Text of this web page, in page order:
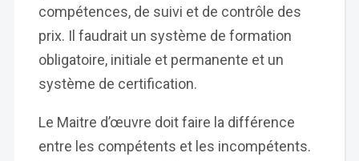
compétences, de suivi et de contrôle des
prix. Il faudrait un système de formation
obligatoire, initiale et permanente et un
système de certification.
Le Maitre d’œuvre doit faire la différence
entre les compétents et les incompétents.